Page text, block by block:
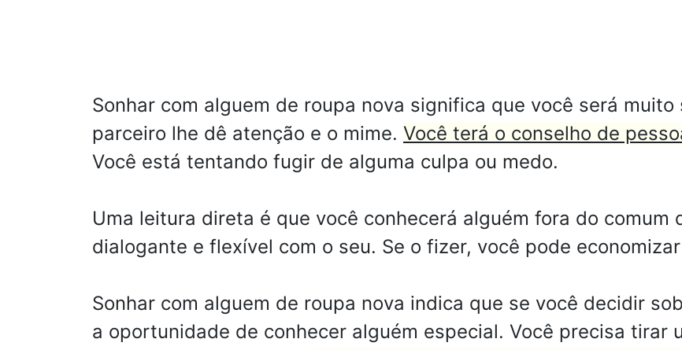
Sonhar com alguem de roupa nova significa que você será
parceiro lhe dê atenção e o mime. Você terá o conselho de
Você está tentando fugir de alguma culpa ou medo.
Uma leitura direta é que você conhecerá alguém fora do comum
dialogante e flexível com o seu. Se o fizer, você pode
Sonhar com alguem de roupa nova indica que se você decidir
a oportunidade de conhecer alguém especial. Você precisa tirar